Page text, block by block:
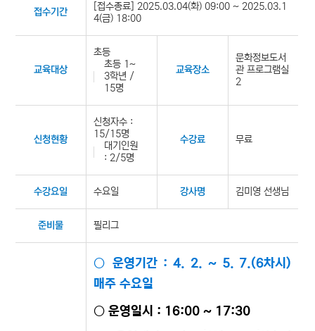
접수기간
[접수종료] 2025.03.04(화) 09:00 ~ 2025.03.1
4(금) 18:00
교육대상
초등
초등 1~
3학년 /
15명
교육장소
문화정보도서
관 프로그램실
2
신청현황
신청자수 :
15/15명
대기인원
: 2/5명
수강료 무료
수강요일 수요일 강사명 김미영 선생님
준비물 필리그
○ 운영기간 : 4. 2. ~ 5. 7.(6차시)
매주 수요일
○ 운영일시 : 16:00 ~ 17:30